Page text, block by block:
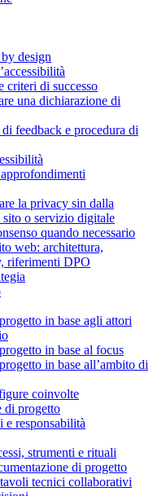
design
criteri di successo
una dichiarazione di
feedback e procedura di
la privacy sin dalla
o servizio digitale
quando necessario
web: architettura,
riferimenti DPO
in base agli attori
in base al focus
in base all’ambito di
coinvolte
di progetto
responsabilità
strumenti e rituali
di progetto
tecnici collaborativi